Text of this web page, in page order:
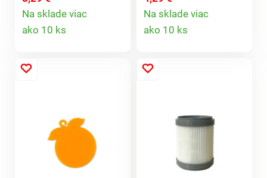
- hotovo! A Vaše
vodovodné kohútiky
Na sklade viac
ako 10 ks
hygienická s dlhou
životnosťou. Silikón. Ø
umývadlá
Na sklade viac
ako 10 ks